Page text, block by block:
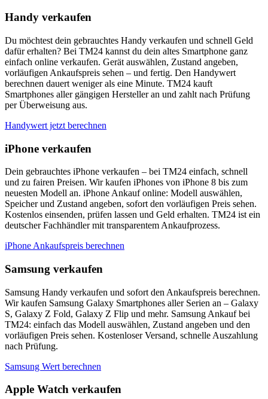
Handy verkaufen
Du möchtest dein gebrauchtes Handy verkaufen und schnell Geld
dafür erhalten? Bei TM24 kannst du dein altes Smartphone ganz
einfach online verkaufen. Gerät auswählen, Zustand angeben,
vorläufigen Ankaufspreis sehen – und fertig. Den Handywert
berechnen dauert weniger als eine Minute. TM24 kauft
Smartphones aller gängigen Hersteller an und zahlt nach Prüfung
per Überweisung aus.
Handywert jetzt berechnen
iPhone verkaufen
Dein gebrauchtes iPhone verkaufen – bei TM24 einfach, schnell
und zu fairen Preisen. Wir kaufen iPhones von iPhone 8 bis zum
neuesten Modell an. iPhone Ankauf online: Modell auswählen,
Speicher und Zustand angeben, sofort den vorläufigen Preis sehen.
Kostenlos einsenden, prüfen lassen und Geld erhalten. TM24 ist ein
deutscher Fachhändler mit transparentem Ankaufprozess.
iPhone Ankaufspreis berechnen
Samsung verkaufen
Samsung Handy verkaufen und sofort den Ankaufspreis berechnen.
Wir kaufen Samsung Galaxy Smartphones aller Serien an – Galaxy
S, Galaxy Z Fold, Galaxy Z Flip und mehr. Samsung Ankauf bei
TM24: einfach das Modell auswählen, Zustand angeben und den
vorläufigen Preis sehen. Kostenloser Versand, schnelle Auszahlung
nach Prüfung.
Samsung Wert berechnen
Apple Watch verkaufen